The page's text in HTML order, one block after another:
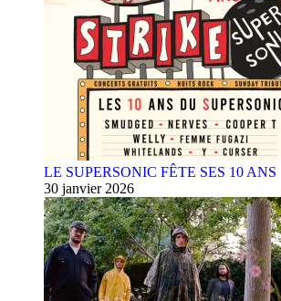
LE SUPERSONIC FÊTE SES 10 ANS
30 janvier 2026